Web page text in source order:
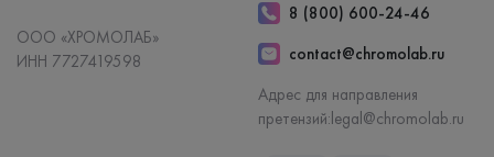
ООО «ХРОМОЛАБ»
ИНН 7727419598
8 (800) 600-24-46
contact@chromolab.ru
Адрес для направления
претензий:legal@chromolab.ru